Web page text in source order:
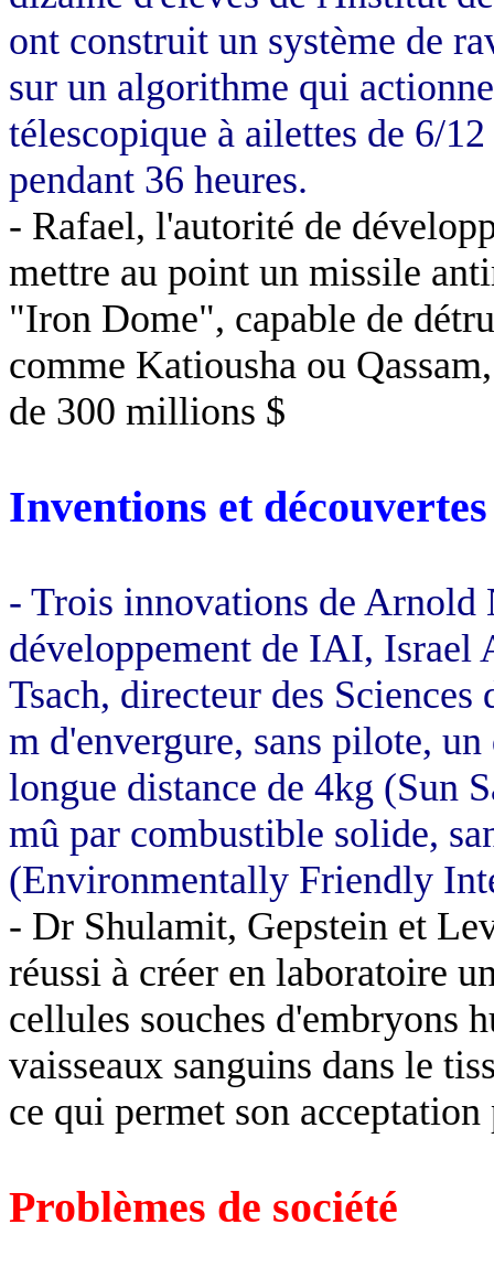
ont construit un système de
sur un algorithme qui
télescopique à ailettes de 6/
pendant 36 heures.
- Rafael, l'autorité de
mettre au point un missile
"Iron Dome", capable de
comme Katiousha ou Qassam
de 300 millions $
Inventions et découvertes
- Trois innovations de Arnold
développement de IAI, Israel
Tsach, directeur des
m d'envergure, sans pilote,
longue distance de 4kg (Sun
mû par combustible solide,
(Environmentally Friendly
- Dr Shulamit, Gepstein et
réussi à créer en laboratoire
cellules souches d'embryons
vaisseaux sanguins dans le
ce qui permet son
Problèmes de société